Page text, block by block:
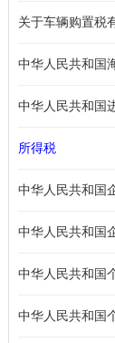
关于车辆购置税
中华人民共和国
中华人民共和国
所得税
中华人民共和国
中华人民共和国
中华人民共和国
中华人民共和国